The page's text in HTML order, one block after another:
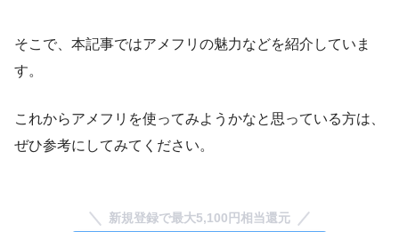
そこで、本記事ではアメフリの魅力などを紹介していま
す。
これからアメフリを使ってみようかなと思っている方は、
ぜひ参考にしてみてください。
新規登録で最大5,100円相当還元